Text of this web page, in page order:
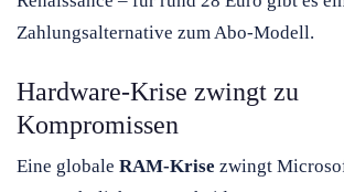
Zahlungsalternative zum Abo-Modell.
Hardware-Krise zwingt zu
Kompromissen
Eine globale RAM-Krise zwingt